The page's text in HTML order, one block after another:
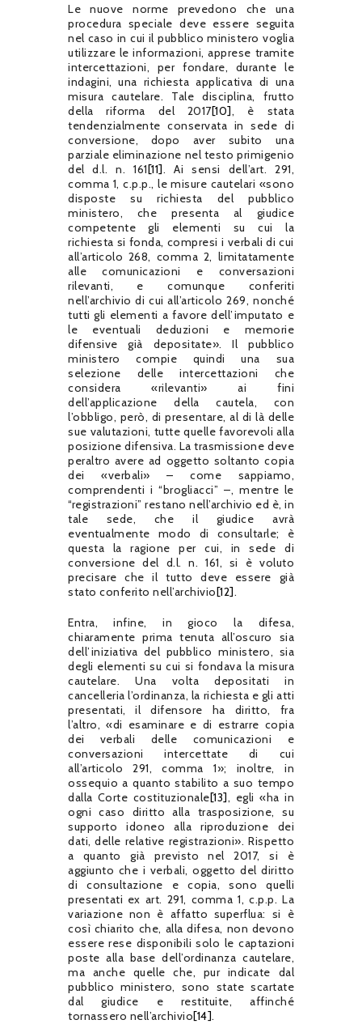
Le nuove norme prevedono che una
procedura speciale deve essere seguita
nel caso in cui il pubblico ministero voglia
utilizzare le informazioni, apprese tramite
intercettazioni, per fondare, durante le
indagini, una richiesta applicativa di una
misura cautelare. Tale disciplina, frutto
della riforma del 2017[10], è stata
tendenzialmente conservata in sede di
conversione, dopo aver subito una
parziale eliminazione nel testo primigenio
del d.l. n. 161[11]. Ai sensi dell’art. 291,
comma 1, c.p.p., le misure cautelari «sono
disposte su richiesta del pubblico
ministero, che presenta al giudice
competente gli elementi su cui la
richiesta si fonda, compresi i verbali di cui
all’articolo 268, comma 2, limitatamente
alle comunicazioni e conversazioni
rilevanti, e comunque conferiti
nell’archivio di cui all’articolo 269, nonché
tutti gli elementi a favore dell’imputato e
le eventuali deduzioni e memorie
difensive già depositate». Il pubblico
ministero compie quindi una sua
selezione delle intercettazioni che
considera «rilevanti» ai fini
dell’applicazione della cautela, con
l’obbligo, però, di presentare, al di là delle
sue valutazioni, tutte quelle favorevoli alla
posizione difensiva. La trasmissione deve
peraltro avere ad oggetto soltanto copia
dei «verbali» – come sappiamo,
comprendenti i “brogliacci” –, mentre le
“registrazioni” restano nell’archivio ed è, in
tale sede, che il giudice avrà
eventualmente modo di consultarle; è
questa la ragione per cui, in sede di
conversione del d.l. n. 161, si è voluto
precisare che il tutto deve essere già
stato conferito nell’archivio[12].
Entra, infine, in gioco la difesa,
chiaramente prima tenuta all’oscuro sia
dell’iniziativa del pubblico ministero, sia
degli elementi su cui si fondava la misura
cautelare. Una volta depositati in
cancelleria l’ordinanza, la richiesta e gli atti
presentati, il difensore ha diritto, fra
l’altro, «di esaminare e di estrarre copia
dei verbali delle comunicazioni e
conversazioni intercettate di cui
all’articolo 291, comma 1»; inoltre, in
ossequio a quanto stabilito a suo tempo
dalla Corte costituzionale[13], egli «ha in
ogni caso diritto alla trasposizione, su
supporto idoneo alla riproduzione dei
dati, delle relative registrazioni». Rispetto
a quanto già previsto nel 2017, si è
aggiunto che i verbali, oggetto del diritto
di consultazione e copia, sono quelli
presentati ex art. 291, comma 1, c.p.p. La
variazione non è affatto superflua: si è
così chiarito che, alla difesa, non devono
essere rese disponibili solo le captazioni
poste alla base dell’ordinanza cautelare,
ma anche quelle che, pur indicate dal
pubblico ministero, sono state scartate
dal giudice e restituite, affinché
tornassero nell’archivio[14].